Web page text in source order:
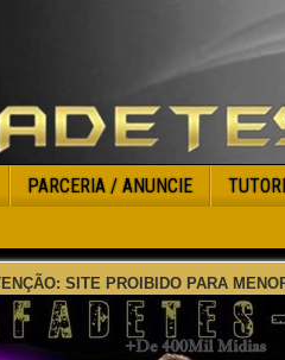
PARCERIA / ANUNCIE
SITE PROIBIDO PARA